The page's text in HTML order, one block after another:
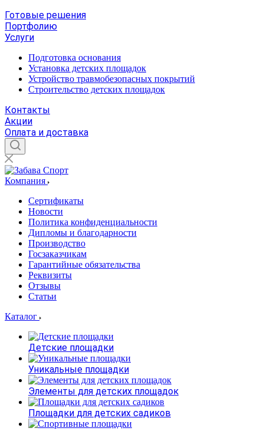
Готовые решения
Портфолию
Услуги
Подготовка основания
Установка детских площадок
Устройство травмобезопасных покрытий
Строительство детских площадок
Контакты
Акции
Оплата и доставка
Компания
Сертификаты
Новости
Политика конфиденциальности
Дипломы и благодарности
Производство
Госзаказчикам
Гарантийные обязательства
Реквизиты
Отзывы
Статьи
Каталог
Детские площадки
Уникальные площадки
Элементы для детских площадок
Площадки для детских садиков